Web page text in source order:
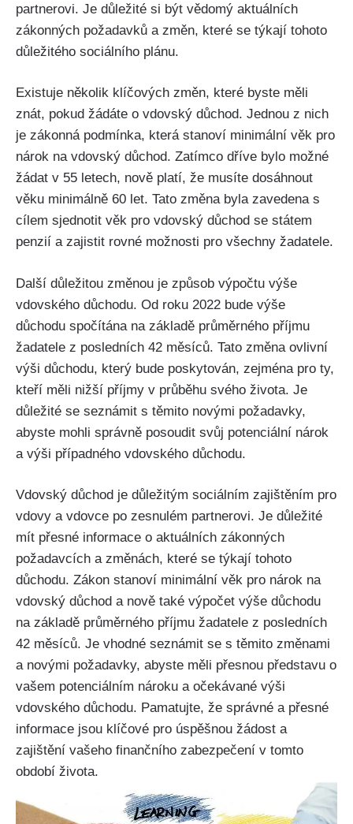
partnerovi. Je důležité si být vědomý aktuálních
zákonných požadavků a změn, které se týkají tohoto
důležitého sociálního plánu.
Existuje několik klíčových změn, které byste měli
znát, pokud žádáte o vdovský důchod. Jednou z nich
je zákonná podmínka, která stanoví minimální věk pro
nárok na vdovský důchod. Zatímco dříve bylo možné
žádat v 55 letech, nově platí, že musíte dosáhnout
věku minimálně 60 let. Tato změna byla zavedena s
cílem sjednotit věk pro vdovský důchod se státem
penzií a zajistit rovné možnosti pro všechny žadatele.
Další důležitou změnou je způsob výpočtu výše
vdovského důchodu. Od roku 2022 bude výše
důchodu spočítána na základě průměrného příjmu
žadatele z posledních 42 měsíců. Tato změna ovlivní
výši důchodu, který bude poskytován, zejména pro ty,
kteří měli nižší příjmy v průběhu svého života. Je
důležité se seznámit s těmito novými požadavky,
abyste mohli správně posoudit svůj potenciální nárok
a výši případného vdovského důchodu.
Vdovský důchod je důležitým sociálním zajištěním pro
vdovy a vdovce po zesnulém partnerovi. Je důležité
mít přesné informace o aktuálních zákonných
požadavcích a změnách, které se týkají tohoto
důchodu. Zákon stanoví minimální věk pro nárok na
vdovský důchod a nově také výpočet výše důchodu
na základě průměrného příjmu žadatele z posledních
42 měsíců. Je vhodné seznámit se s těmito změnami
a novými požadavky, abyste měli přesnou představu o
vašem potenciálním nároku a očekávané výši
vdovského důchodu. Pamatujte, že správné a přesné
informace jsou klíčové pro úspěšnou žádost a
zajištění vašeho finančního zabezpečení v tomto
období života.